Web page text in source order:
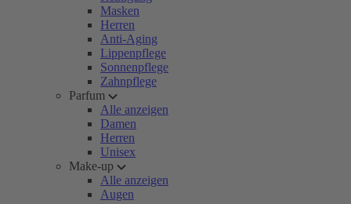
Masken
Herren
Anti-Aging
Lippenpflege
Sonnenpflege
Zahnpflege
Parfum
Alle anzeigen
Damen
Herren
Unisex
Make-up
Alle anzeigen
Augen